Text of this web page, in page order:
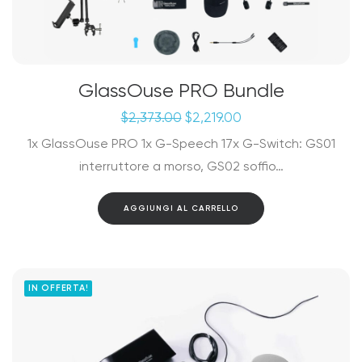
GlassOuse PRO Bundle
$2,373.00 Il
originale
era:
$2,219.00Il
attuale
è:
1x GlassOuse PRO 1x G-Speech 17x G-Switch: GS01
interruttore a morso, GS02 soffio…
AGGIUNGI AL CARRELLO
IN OFFERTA!